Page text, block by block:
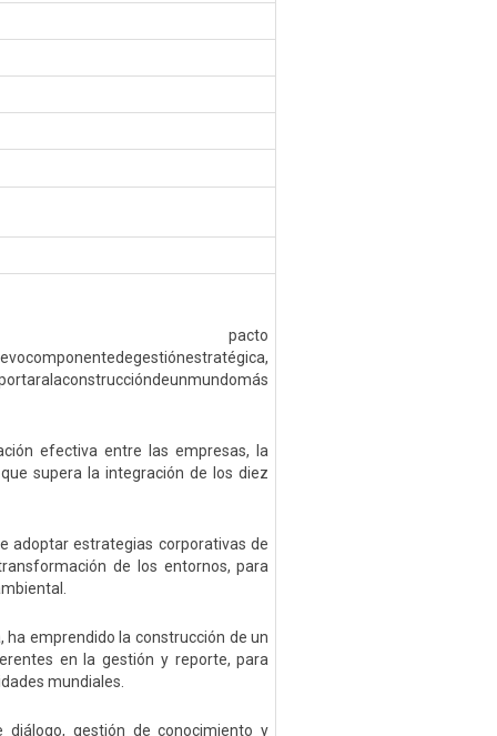
efectiva entre las empresas, la
supera la integración de los diez
adoptar estrategias corporativas de
de los entornos, para
ha emprendido la construcción de un
en la gestión y reporte, para
mundiales.
diálogo, gestión de conocimiento y